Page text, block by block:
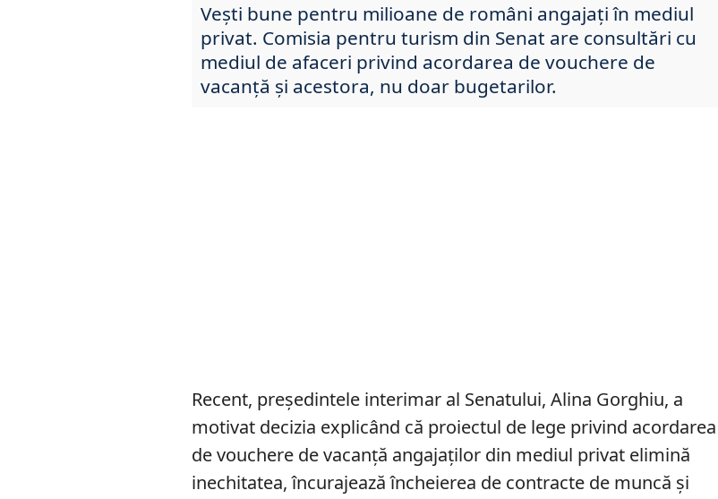
Vești bune pentru milioane de români angajați în mediul
privat. Comisia pentru turism din Senat are consultări cu
mediul de afaceri privind acordarea de vouchere de
vacanţă și acestora, nu doar bugetarilor.
Recent, preşedintele interimar al Senatului, Alina Gorghiu, a
motivat decizia explicând că proiectul de lege privind acordarea
de vouchere de vacanţă angajaţilor din mediul privat elimină
inechitatea, încurajează încheierea de contracte de muncă şi